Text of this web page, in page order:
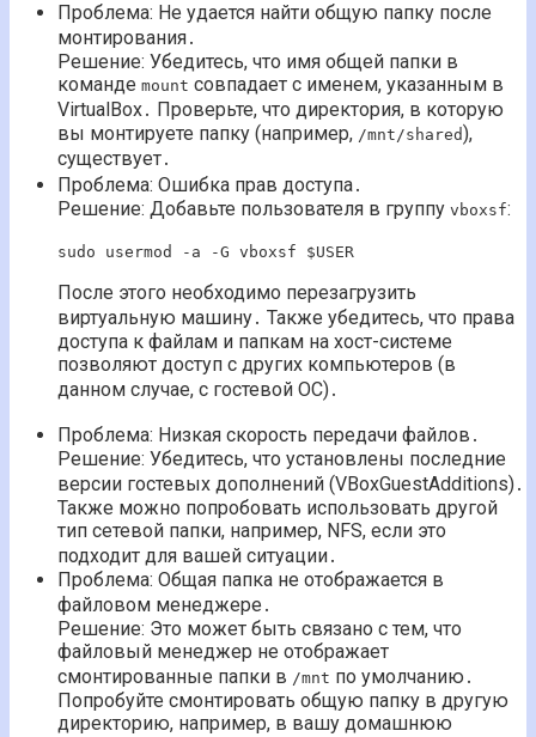
Проблема: Не удается найти общую папку после
монтирования․
Решение: Убедитесь, что имя общей папки в
команде mount совпадает с именем, указанным в
VirtualBox․ Проверьте, что директория, в которую
вы монтируете папку (например, /mnt/shared),
существует․
Проблема: Ошибка прав доступа․
Решение: Добавьте пользователя в группу vboxsf:
sudo usermod -a -G vboxsf $USER
После этого необходимо перезагрузить
виртуальную машину․ Также убедитесь, что права
доступа к файлам и папкам на хост-системе
позволяют доступ с других компьютеров (в
данном случае, с гостевой ОС)․
Проблема: Низкая скорость передачи файлов․
Решение: Убедитесь, что установлены последние
версии гостевых дополнений (VBoxGuestAdditions)․
Также можно попробовать использовать другой
тип сетевой папки, например, NFS, если это
подходит для вашей ситуации․
Проблема: Общая папка не отображается в
файловом менеджере․
Решение: Это может быть связано с тем, что
файловый менеджер не отображает
смонтированные папки в /mnt по умолчанию․
Попробуйте смонтировать общую папку в другую
директорию, например, в вашу домашнюю